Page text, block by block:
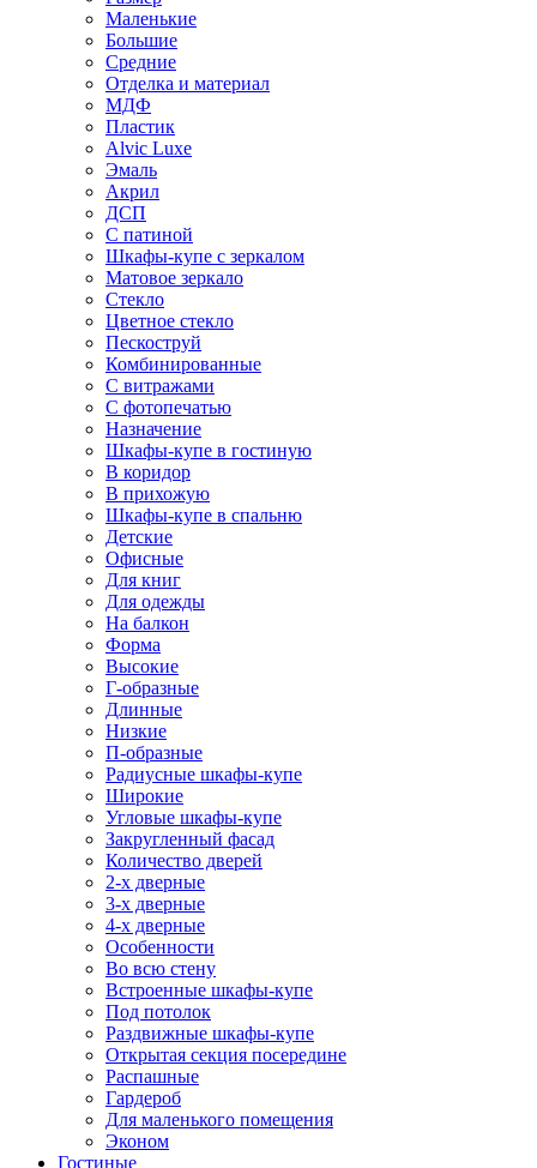
Маленькие
Большие
Средние
Отделка и материал
МДФ
Пластик
Alvic Luxe
Эмаль
Акрил
ДСП
С патиной
Шкафы-купе с зеркалом
Матовое зеркало
Стекло
Цветное стекло
Пескоструй
Комбинированные
С витражами
С фотопечатью
Назначение
Шкафы-купе в гостиную
В коридор
В прихожую
Шкафы-купе в спальню
Детские
Офисные
Для книг
Для одежды
На балкон
Форма
Высокие
Г-образные
Длинные
Низкие
П-образные
Радиусные шкафы-купе
Широкие
Угловые шкафы-купе
Закругленный фасад
Количество дверей
2-х дверные
3-х дверные
4-х дверные
Особенности
Во всю стену
Встроенные шкафы-купе
Под потолок
Раздвижные шкафы-купе
Открытая секция посередине
Распашные
Гардероб
Для маленького помещения
Эконом
Гостиные